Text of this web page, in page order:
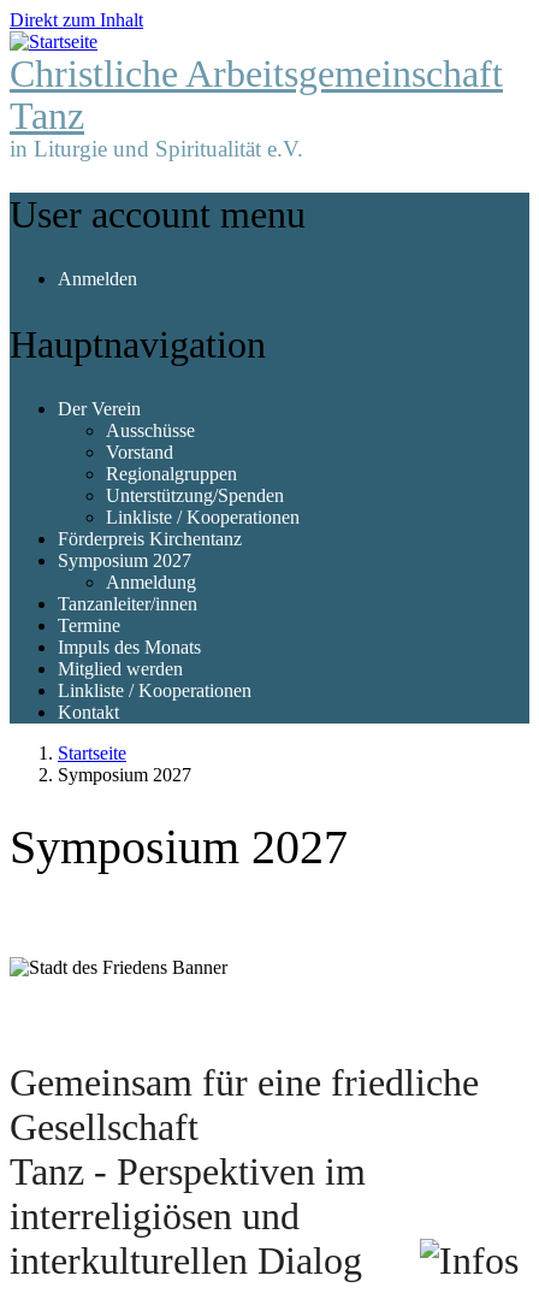
Direkt zum Inhalt
Christliche Arbeitsgemeinschaft
Tanz
in Liturgie und Spiritualität e.V.
User account menu
Anmelden
Hauptnavigation
Der Verein
Ausschüsse
Vorstand
Regionalgruppen
Unterstützung/Spenden
Linkliste / Kooperationen
Förderpreis Kirchentanz
Symposium 2027
Anmeldung
Tanzanleiter/innen
Termine
Impuls des Monats
Mitglied werden
Linkliste / Kooperationen
Kontakt
Startseite
Symposium 2027
Symposium 2027
Gemeinsam für eine friedliche
Gesellschaft
Tanz - Perspektiven im
interreligiösen und
interkulturellen Dialog